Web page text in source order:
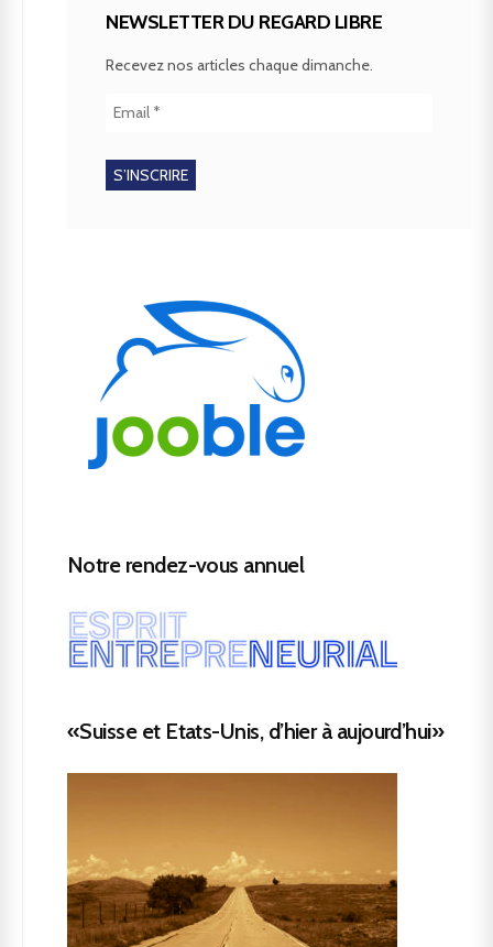
NEWSLETTER DU REGARD LIBRE
Recevez nos articles chaque dimanche.
Notre rendez-vous annuel
«Suisse et Etats-Unis, d’hier à aujourd’hui»